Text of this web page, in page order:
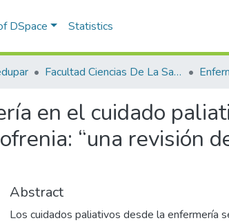
DSpace Statistics
Facultad Ciencias De La Salud.
en el cuidado
“una revisión
Abstract
Los cuidados paliativos desde la enfermería